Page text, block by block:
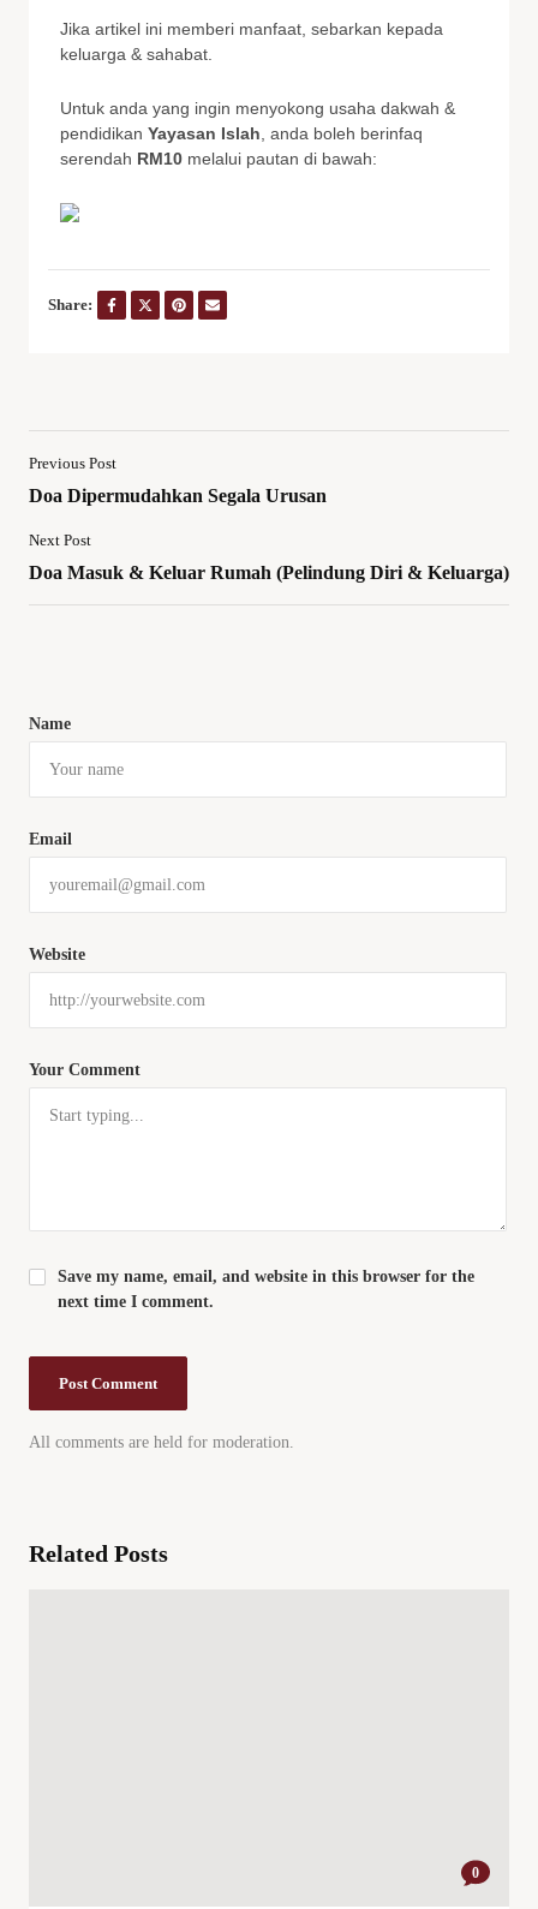
Jika artikel ini memberi manfaat, sebarkan kepada
keluarga & sahabat.
Untuk anda yang ingin menyokong usaha dakwah &
pendidikan Yayasan Islah, anda boleh berinfaq
serendah RM10 melalui pautan di bawah:
Share:
Previous Post
Doa Dipermudahkan Segala Urusan
Next Post
Doa Masuk & Keluar Rumah (Pelindung Diri & Keluarga)
Your Comment
All comments are held for moderation.
Name
Email
Website
Save my name, email, and website in this browser for the
next time I comment.
Related Posts
0